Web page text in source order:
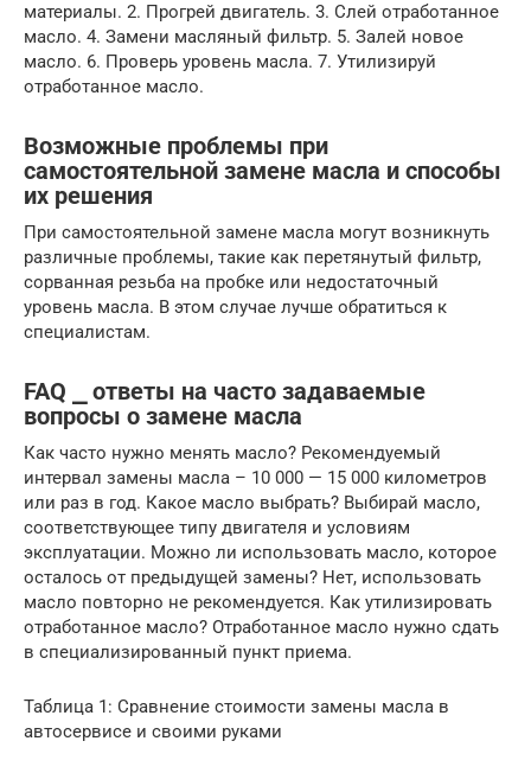
материалы. 2. Прогрей двигатель. 3. Слей отработанное
масло. 4. Замени масляный фильтр. 5. Залей новое
масло. 6. Проверь уровень масла. 7. Утилизируй
отработанное масло.
Возможные проблемы при
самостоятельной замене масла и способы
их решения
При самостоятельной замене масла могут возникнуть
различные проблемы, такие как перетянутый фильтр,
сорванная резьба на пробке или недостаточный
уровень масла. В этом случае лучше обратиться к
специалистам.
FAQ ⎯ ответы на часто задаваемые
вопросы о замене масла
Как часто нужно менять масло? Рекомендуемый
интервал замены масла – 10 000 — 15 000 километров
или раз в год. Какое масло выбрать? Выбирай масло,
соответствующее типу двигателя и условиям
эксплуатации. Можно ли использовать масло, которое
осталось от предыдущей замены? Нет, использовать
масло повторно не рекомендуется. Как утилизировать
отработанное масло? Отработанное масло нужно сдать
в специализированный пункт приема.
Таблица 1: Сравнение стоимости замены масла в
автосервисе и своими руками